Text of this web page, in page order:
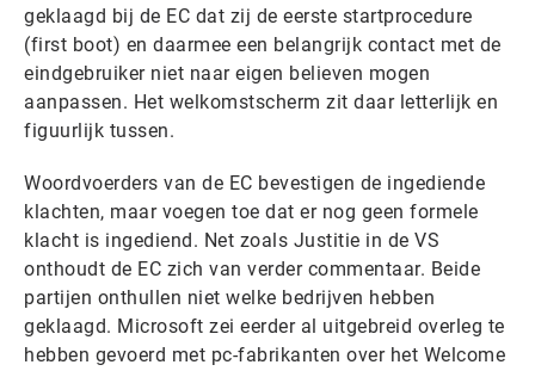
geklaagd bij de EC dat zij de eerste startprocedure
(first boot) en daarmee een belangrijk contact met de
eindgebruiker niet naar eigen believen mogen
aanpassen. Het welkomstscherm zit daar letterlijk en
figuurlijk tussen.
Woordvoerders van de EC bevestigen de ingediende
klachten, maar voegen toe dat er nog geen formele
klacht is ingediend. Net zoals Justitie in de VS
onthoudt de EC zich van verder commentaar. Beide
partijen onthullen niet welke bedrijven hebben
geklaagd. Microsoft zei eerder al uitgebreid overleg te
hebben gevoerd met pc-fabrikanten over het Welcome